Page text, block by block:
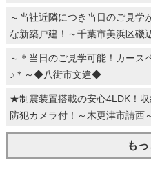
～当社近隣につき当日のご見学
な新築戸建！～千葉市美浜区磯
～＊当日のご見学可能！カース
♪＊～◆八街市文違◆
★制震装置搭載の安心4LDK！収
防犯カメラ付！～木更津市請西
も